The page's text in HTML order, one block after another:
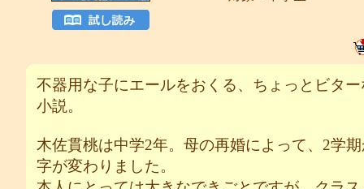
不器用な子にエールをおくる、ちょっとビタ
小説。
木佐貫桃は中学2年。母の再婚によって、2学
字が変わりました。